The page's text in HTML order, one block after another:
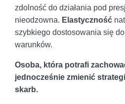
zdolność do działania pod
nieodzowna. Elastyczność
szybkiego dostosowania się
warunków.
Osoba, która potrafi
jednocześnie zmienić
skarb.